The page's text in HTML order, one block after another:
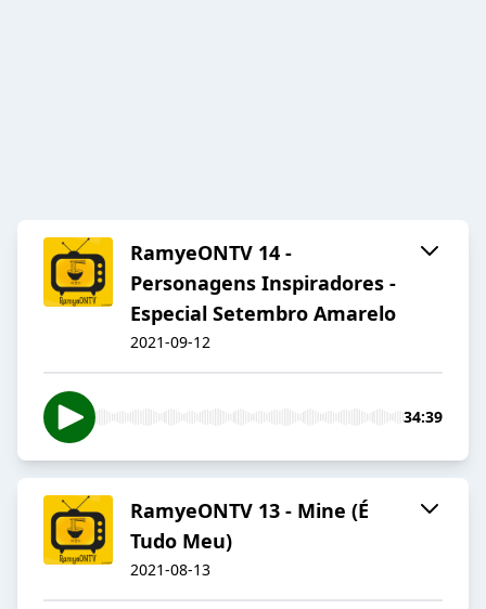
RamyeONTV 14 -
Personagens Inspiradores -
Especial Setembro Amarelo
2021-09-12
34:39
RamyeONTV 13 - Mine (É
Tudo Meu)
2021-08-13